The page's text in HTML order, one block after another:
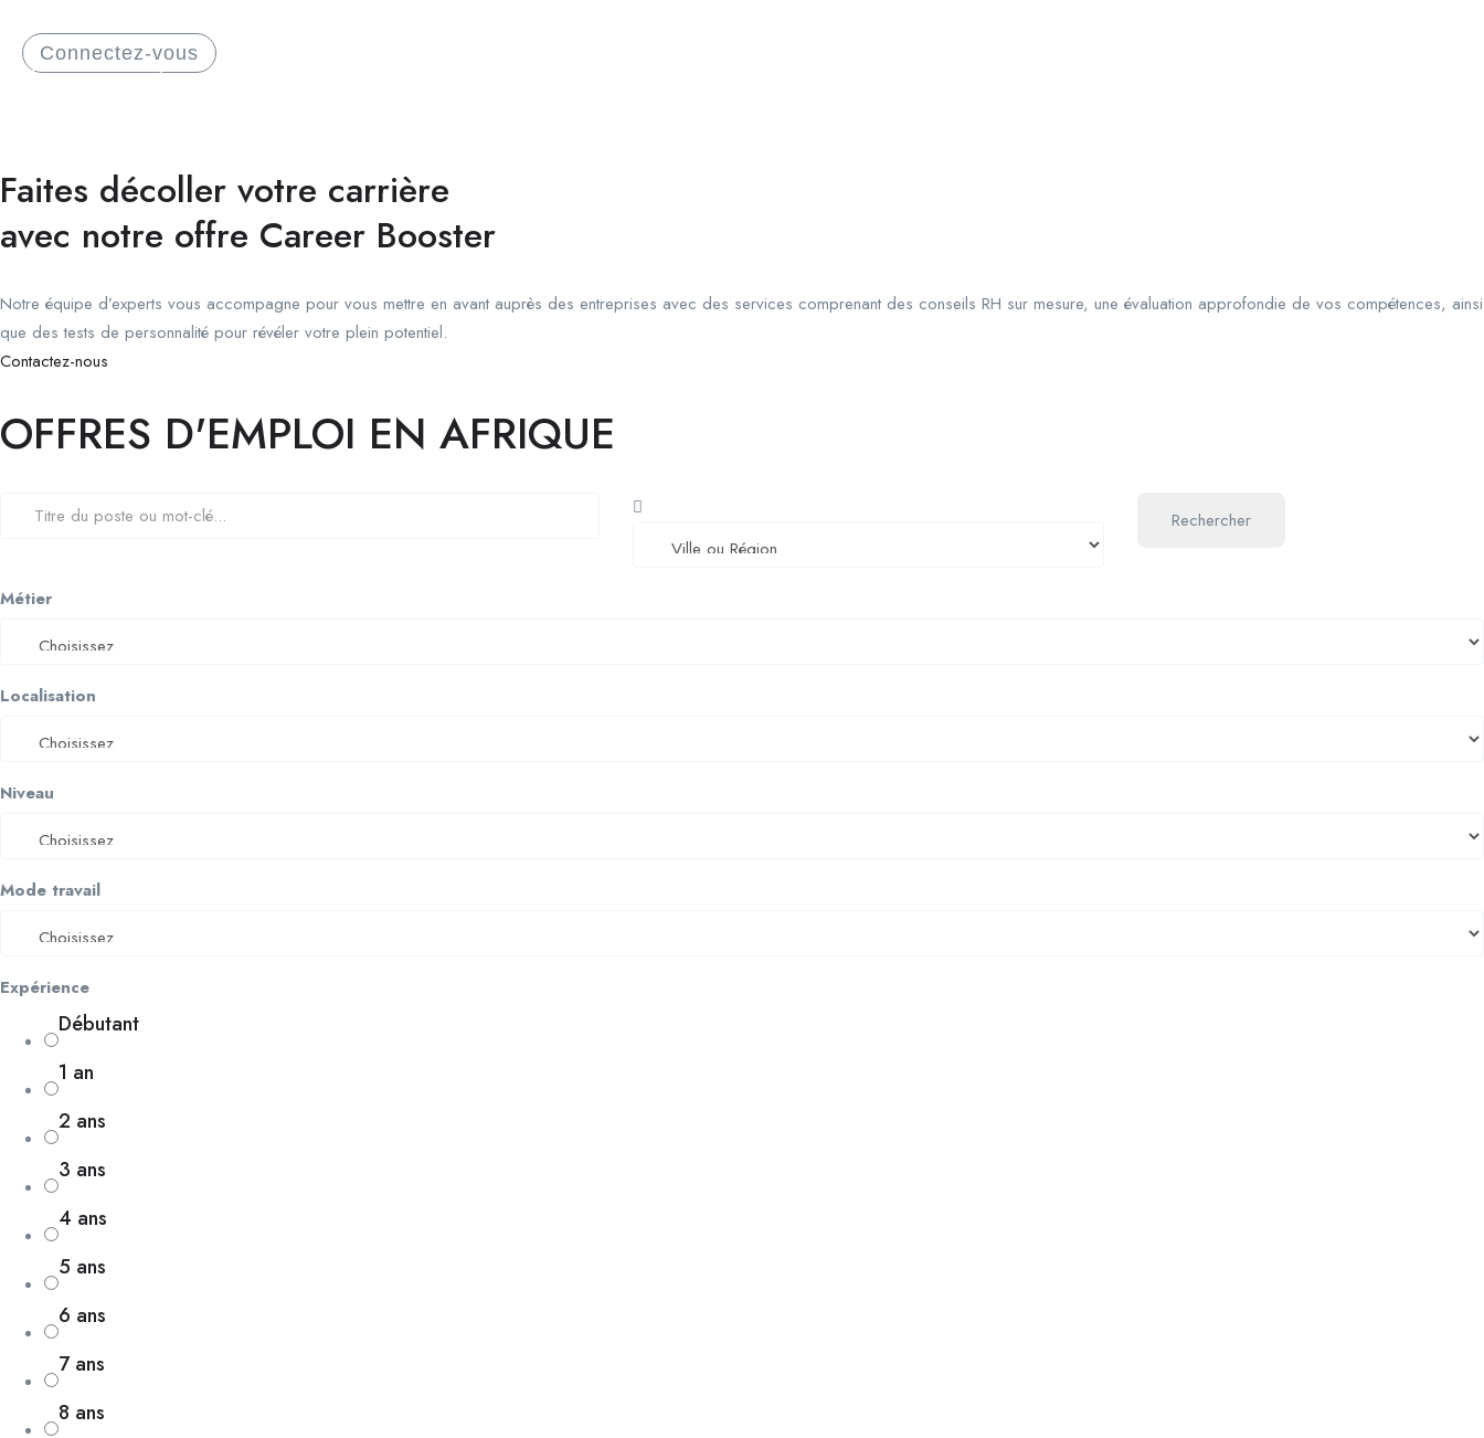
Connectez-vous
Faites décoller votre carrière
avec notre offre Career Booster
Notre équipe d’experts vous accompagne pour vous mettre en avant auprès des entreprises avec des services comprenant des conseils RH sur mesure, une évaluation approfondie de vos compétences, ainsi
que des tests de personnalité pour révéler votre plein potentiel.
Contactez-nous
OFFRES D'EMPLOI EN AFRIQUE
Rechercher
Métier
Localisation
Niveau
Mode travail
Expérience
Débutant
1 an
2 ans
3 ans
4 ans
5 ans
6 ans
7 ans
8 ans